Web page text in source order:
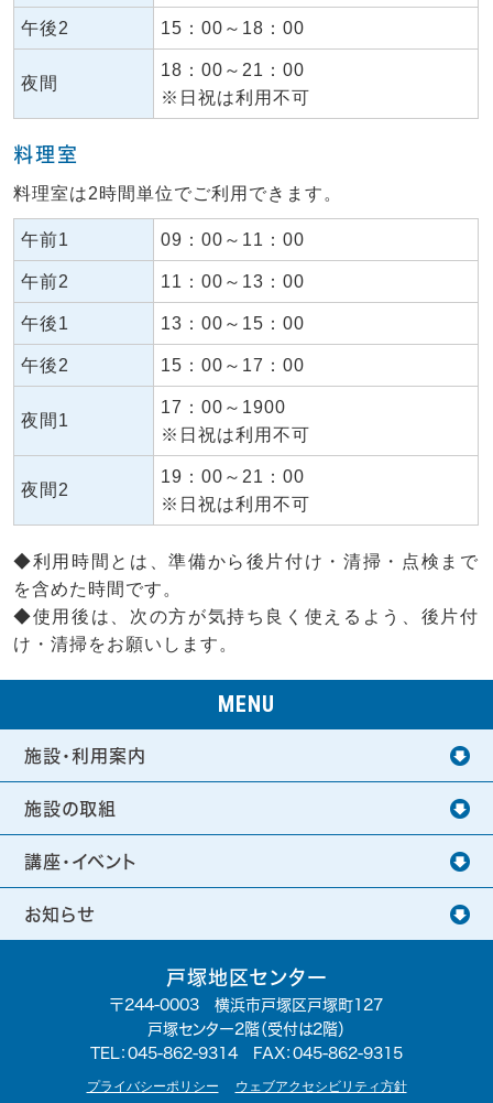
午後2 15：00～18：00
夜間
18：00～21：00
※日祝は利用不可
料理室
料理室は2時間単位でご利用できます。
午前1 09：00～11：00
午前2 11：00～13：00
午後1 13：00～15：00
午後2 15：00～17：00
夜間1
17：00～1900
※日祝は利用不可
夜間2
19：00～21：00
※日祝は利用不可
◆利用時間とは、準備から後片付け・清掃・点検まで
を含めた時間です。
◆使用後は、次の方が気持ち良く使えるよう、後片付
け・清掃をお願いします。
MENU
施設・利用案内
施設の取組
講座・イベント
お知らせ
戸塚地区センター
〒244-0003 横浜市戸塚区戸塚町127
戸塚センター2階（受付は2階）
TEL： 045-862-9314 FAX：045-862-9315
プライバシーポリシー ウェブアクセシビリティ方針